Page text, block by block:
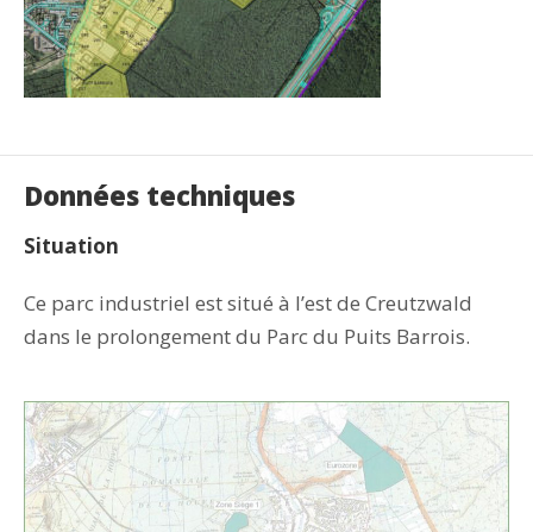
Données techniques
Situation
Ce parc industriel est situé à l’est de Creutzwald
dans le prolongement du Parc du Puits Barrois.